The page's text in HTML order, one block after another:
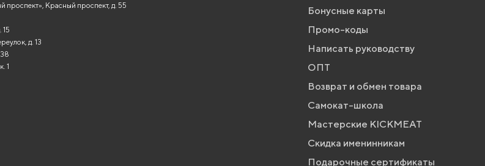
проспект», Красный проспект, д. 55
д. 13
1
Бонусные карты
Промо-коды
Написать руководству
ОПТ
Возврат и обмен товара
Самокат-школа
Мастерские KICKMEAT
Скидка именинникам
Подарочные сертификаты